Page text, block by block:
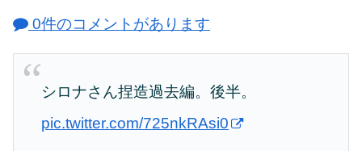
0件のコメントがあります
シロナさん捏造過去編。後半。
pic.twitter.com/725nkRAsi0